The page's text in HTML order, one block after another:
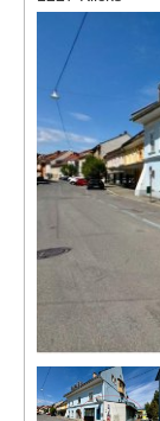
Kontakt
AGB,
Impressum